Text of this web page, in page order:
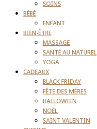
SOINS
BÉBÉ
ENFANT
BIEN-ÊTRE
MASSAGE
SANTÉ AU NATUREL
YOGA
CADEAUX
BLACK FRIDAY
FÊTE DES MÈRES
HALLOWEEN
NOËL
SAINT VALENTIN